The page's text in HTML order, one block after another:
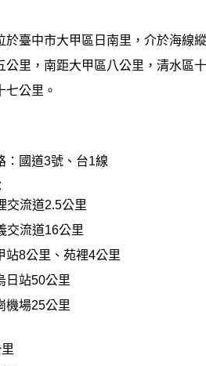
於臺中市大甲區日南里，介於海線
公里，南距大甲區八公里，清水區
七公里。
：國道3號、台1線
交流道2.5公里
交流道16公里
站8公里、苑裡4公里
日站50公里
機場25公里